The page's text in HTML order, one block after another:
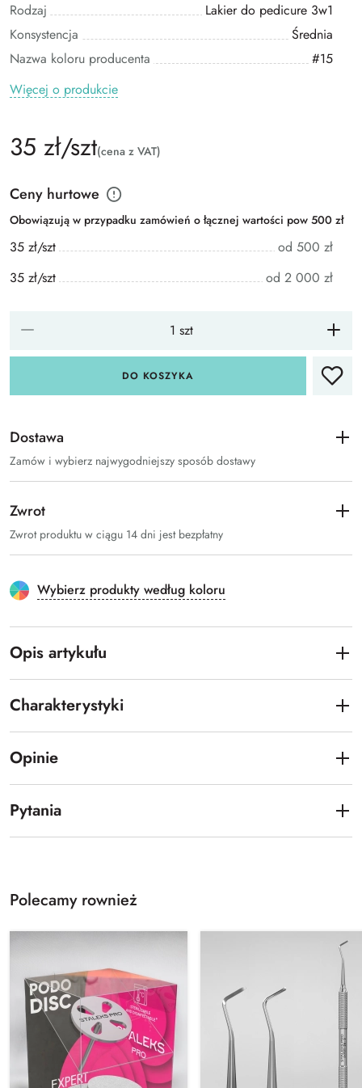
Rodzaj
Lakier do pedicure 3w1
Konsystencja
Średnia
Nazwa koloru producenta
#15
Więcej o produkcie
35 zł/szt(cena z VAT)
Ceny hurtowe
Obowiązują w przypadku zamówień o łącznej wartości pow 500 zł
35 zł/szt
od 500 zł
35 zł/szt
od 2 000 zł
DO KOSZYKA
Dostawa
Zamów i wybierz najwygodniejszy sposób dostawy
Zwrot
Zwrot produktu w ciągu 14 dni jest bezpłatny
Wybierz produkty według koloru
Opis artykułu
Charakterystyki
Opinie
Pytania
Polecamy rownież